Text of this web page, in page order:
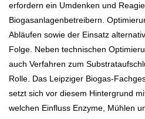
erfordern ein Umdenken und
Biogasanlagenbetreibern.
Abläufen sowie der Einsatz
Folge. Neben technischen
auch Verfahren zum
Rolle. Das Leipziger Biogas-
setzt sich vor diesem Hintergrund
welchen Einfluss Enzyme, Mühlen